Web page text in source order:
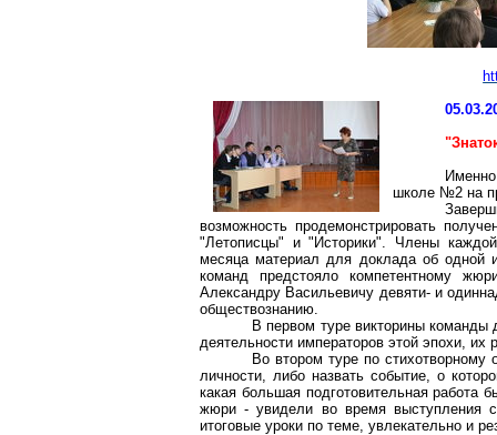
школе №2 на
возможность продемонстрировать
"Летописцы" и "Историки". Члены
месяца материал для доклада об одной
команд предстояло компетентному
Александру Васильевичу девяти- и
обществознанию.
В первом туре викторины команды
деятельности императоров этой эпохи,
Во втором туре по
личности, либо назвать событие, о
какая большая подготовительная работа
жюри - увидели во время выступления
итоговые уроки по теме, увлекательно и